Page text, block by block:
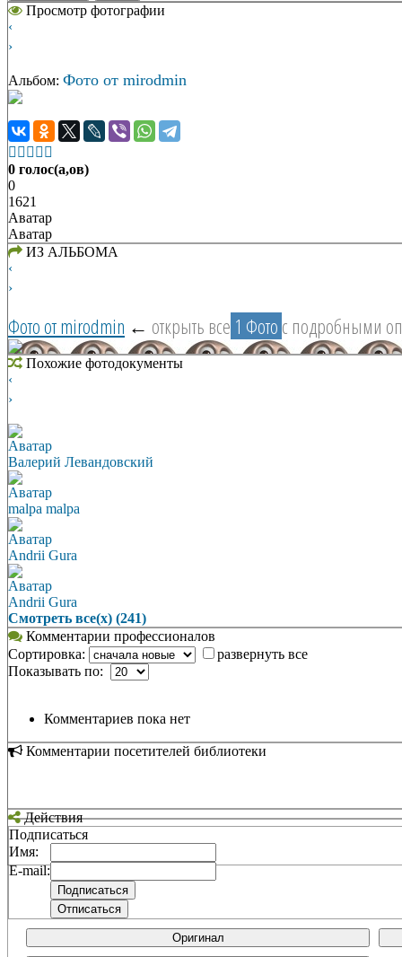
Просмотр фотографии
‹
›
Альбом: Фото от mirodmin
    
0 голос(а,ов)
0
1621
Аватар
Аватар
ИЗ АЛЬБОМА
‹
›
Фото от mirodmin ← открыть все 1 Фото с подробными
Похожие фотодокументы
‹
›
Аватар
Валерий Левандовский
Аватар
malpa malpa
Аватар
Andrii Gura
Аватар
Andrii Gura
Смотреть все(х) (241)
Комментарии профессионалов
Сортировка:
развернуть все
Показывать по:
Комментариев пока нет
Комментарии посетителей библиотеки
Действия
Подписаться
Имя:
E-mail:
Оригинал